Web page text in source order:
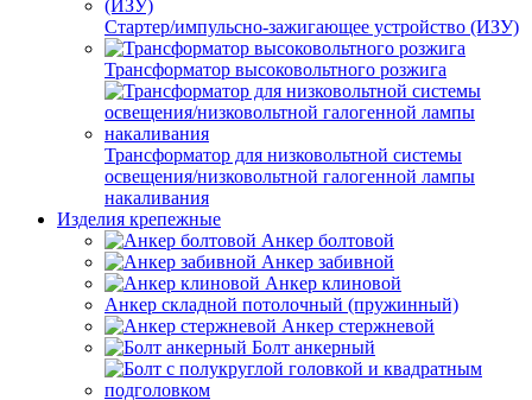
Стартер/импульсно-зажигающее устройство (ИЗУ)
Трансформатор высоковольтного розжига
Трансформатор для низковольтной системы
освещения/низковольтной галогенной лампы
накаливания
Изделия крепежные
Анкер болтовой
Анкер забивной
Анкер клиновой
Анкер складной потолочный (пружинный)
Анкер стержневой
Болт анкерный